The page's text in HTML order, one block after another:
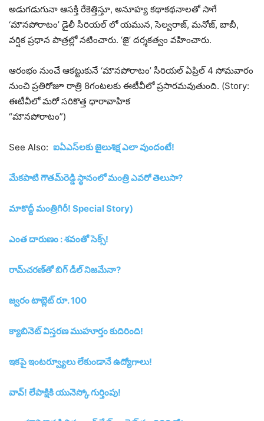
అడుగడుగునా ఆసక్తి రేకెత్తిస్తూ, అనూహ్య కథాకథనాలతో సాగే
‘మౌనపోరాటం’ డైలీ సీరియల్ లో యమున, సెల్వరాజ్, మనోజ్, బాబీ,
వర్షిక ప్రధాన పాత్రల్లో నటించారు. ‘జై’ దర్శకత్వం వహించారు.
ఆరంభం నుంచే ఆకట్టుకునే ‘మౌనపోరాటం’ సీరియల్ ఏప్రిల్ 4 సోమవారం
నుంచి ప్రతిరోజూ రాత్రి 8గంటలకు ఈటీవీలో ప్రసారమవుతుంది. (Story:
ఈటీవీలో మరో సరికొత్త ధారావాహిక
“మౌనపోరాటం”)
See Also: ఐఏఎస్‌లకు జైలుశిక్ష ఎలా వుందంటే!
మేకపాటి గౌతమ్‌రెడ్డి స్థానంలో మంత్రి ఎవరో తెలుసా?
మాకొద్దీ మంత్రిగిరీ! Special Story)
ఎంత దారుణం : శవంతో సెక్స్‌!
రామ్‌చరణ్‌తో బిగ్‌ డీల్‌ నిజమేనా?
జ్వరం టాబ్లెట్‌ రూ. 100
క్యాబినెట్‌ విస్తరణ ముహూర్తం కుదిరింది!
ఇకపై ఇంటర్వ్యూలు లేకుండానే ఉద్యోగాలు!
వావ్‌! లేపాక్షికి యునెస్కో గుర్తింపు!